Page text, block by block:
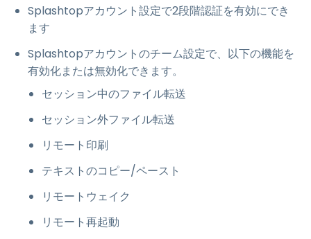
Splashtopアカウント設定で2段階認証を有効にでき
ます
Splashtopアカウントのチーム設定で、以下の機能を
有効化または無効化できます。
セッション中のファイル転送
セッション外ファイル転送
リモート印刷
テキストのコピー/ペースト
リモートウェイク
リモート再起動